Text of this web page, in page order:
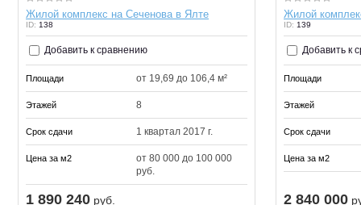
Жилой комплекс на Сеченова в Ялте
ID: 138
Добавить к сравнению
Площади от 19,69 до 106,4 м²
Этажей 8
Срок сдачи 1 квартал 2017 г.
Цена за м2
от 80 000 до 100 000
руб.
1 890 240 руб.
Жилой
ID: 139
Добавить к
Площади
Этажей
Срок сдачи
Цена за м2
2 840 000